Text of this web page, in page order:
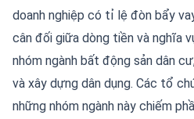
doanh nghiệp có tỉ lệ đòn bẩy
cân đối giữa dòng tiền và nghĩa
nhóm ngành bất động sản dân
và xây dựng dân dụng. Các tổ
những nhóm ngành này chiếm